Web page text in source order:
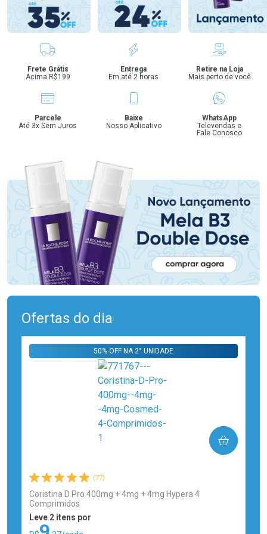
Benefícios
Frete Grátis
Acima R$199
Entrega
Em até 2 horas
Retire na Loja
Mais perto de você
Parcele
Até 3x Sem Juros
Baixe
Nosso Aplicativo
WhatsApp
Televendas e
Fale Conosco
Ofertas do dia
(77)
Coristina D Pro 400mg + 4mg + 4mg Hypera 4
Comprimidos
50% OFF NA 2° UNIDADE
Leve 2 itens por
COMPRAR